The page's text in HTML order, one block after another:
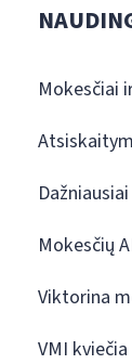
Mokesčiai
Mokesčių
Viktorina
VMI